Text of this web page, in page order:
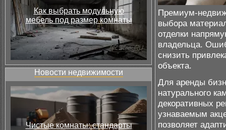
Как выбрать модульную
мебель под размер комнаты
Новости недвижимости
Чистые комнаты: стандарты
Премиум-
выбора
отделки
владельца.
снизить
объекта.
Для аренды
натурального
декоративных
узнаваемым
позволяет